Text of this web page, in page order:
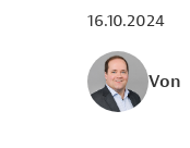
16.10.2024
Von